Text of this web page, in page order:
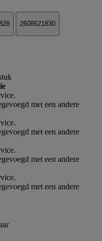
2608621830
met een andere
met een andere
met een andere
met een andere